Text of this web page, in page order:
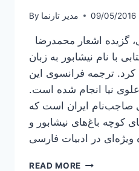
By مدیر تارنما 09/05/2016
با نام نیشابور به زبان
کرد. ترجمه فرانسوی این
نیا انجام شده است.
صاجب‌نام ایران است که
کوچه باغ‌های نیشابور و
READ MORE انتشار